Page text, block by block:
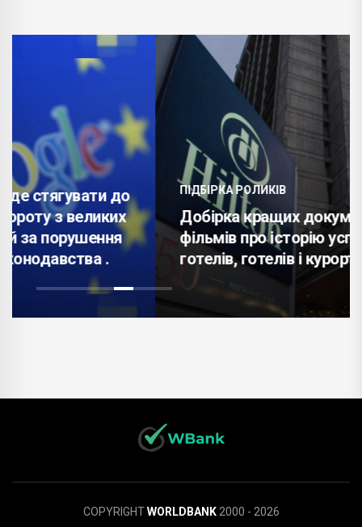
ПІДБІРКА РОЛИКІВ
Добірка кращих документальних
фільмів про історію успіху мережі
готелів, готелів і курортів Hilton .
COPYRIGHTWORLDBANK2000 - 2026